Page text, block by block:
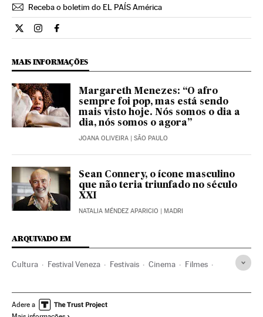
Receba o boletim do EL PAÍS América
Cultura El País Brasil en Twitter
Cultura El País Brasil en Instagram
Cultura El País Brasil en Facebook
MAIS INFORMAÇÕES
Margareth Menezes: “O afro
sempre foi pop, mas está sendo
mais visto hoje. Nós somos o dia a
dia, nós somos o agora”
JOANA OLIVEIRA | SÃO PAULO
Sean Connery, o ícone masculino
que não teria triunfado no século
XXI
NATALIA MÉNDEZ APARICIO | MADRI
ARQUIVADO EM
Cultura Festival Veneza Festivais Cinema Filmes
Jean Cocteau Festivais cinema
Adere a